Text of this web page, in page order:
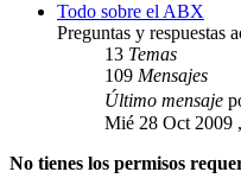
Todo sobre el ABX
Preguntas y respuestas
13 Temas
109 Mensajes
Último mensaje
Mié 28 Oct 2009
No tienes los permisos